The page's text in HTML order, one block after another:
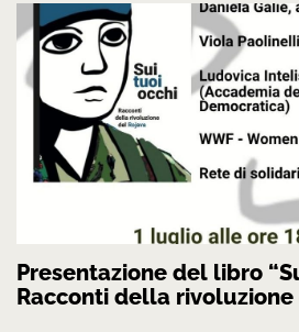
Presentazione del libro
Racconti della rivoluzione